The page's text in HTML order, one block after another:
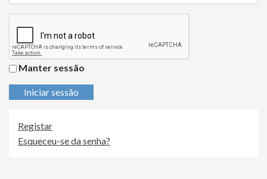
Manter sessão
Iniciar sessão
Registar
Esqueceu-se da senha?